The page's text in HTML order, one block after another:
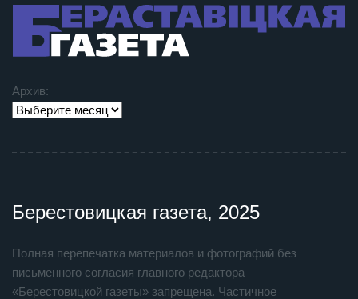
Архив:
Берестовицкая газета, 2025
Полная перепечатка материалов и фотографий без
письменного согласия главного редактора
«Берестовицкой газеты» запрещена. Частичное